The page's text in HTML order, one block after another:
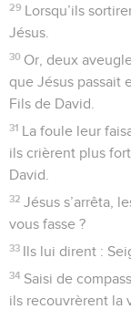
29 Lorsqu’ils
Jésus.
30 Or, deux
que Jésus passait
Fils de David.
31 La foule leur
ils crièrent plus
David.
32 Jésus s’arrêta,
vous fasse ?
33 Ils lui dirent :
34 Saisi de
ils recouvrèrent la